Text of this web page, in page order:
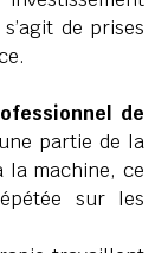
de prises
de
une partie de la
la machine, ce
sur les